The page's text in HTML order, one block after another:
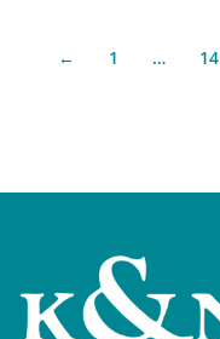
← 1 … 14